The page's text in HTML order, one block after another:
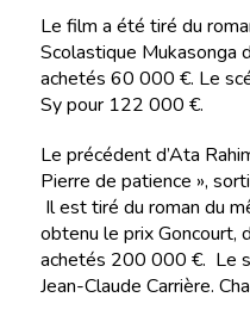
Le film a été tiré du
Scolastique Mukasonga
achetés 60 000 €. Le
Sy pour 122 000 €.
Le précédent d’Ata
Pierre de patience »,
Il est tiré du roman du
obtenu le prix Goncourt,
achetés 200 000 €. Le
Jean-Claude Carrière.